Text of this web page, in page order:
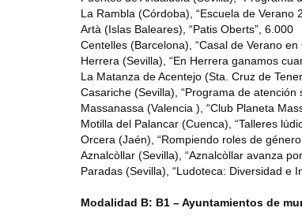
La Rambla (Córdoba), “Escuela de Verano
Artà (Islas Baleares), “Patis Oberts”, 6.000
Centelles (Barcelona), “Casal de Verano
Herrera (Sevilla), “En Herrera ganamos
La Matanza de Acentejo (Sta. Cruz de
Casariche (Sevilla), “Programa de
Massanassa (Valencia ), “Club Planeta
Motilla del Palancar (Cuenca), “Talleres
Orcera (Jaén), “Rompiendo roles de
Aznalcòllar (Sevilla), “Aznalcòllar avanza
Paradas (Sevilla), “Ludoteca: Diversidad e
Modalidad B: B1 – Ayuntamientos de